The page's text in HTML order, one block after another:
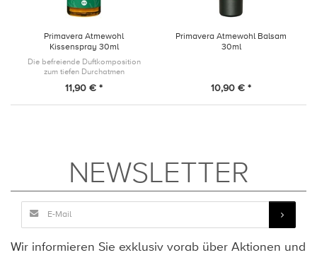
Primavera Atmewohl
Kissenspray 30ml
Die befreiende Duftkomposition
zum tiefen Durchatmen
11,90 € *
Primavera Atmewohl Balsam
30ml
10,90 € *
NEWSLETTER
Wir informieren Sie exklusiv vorab über Aktionen und